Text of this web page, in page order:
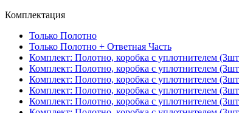
Комплектация
Только Полотно
Только Полотно + Ответная Часть
Комплект: Полотно, коробка с уплотнителем
Комплект: Полотно, коробка с уплотнителем
Комплект: Полотно, коробка с уплотнителем
Комплект: Полотно, коробка с уплотнителем
Комплект: Полотно, коробка с уплотнителем